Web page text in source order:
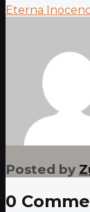
Eterna
Posted by
0